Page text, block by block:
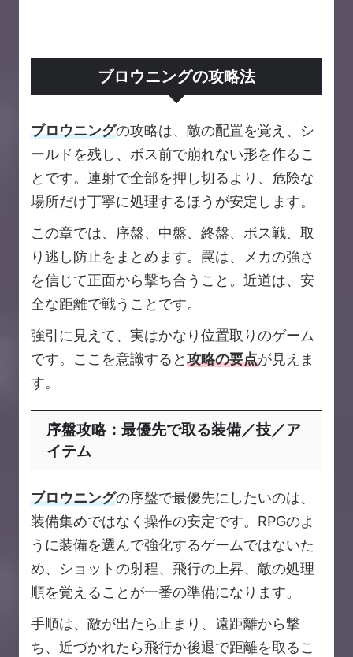
ブロウニングの攻略法
ブロウニングの攻略は、敵の配置を覚え、シ
ールドを残し、ボス前で崩れない形を作るこ
とです。連射で全部を押し切るより、危険な
場所だけ丁寧に処理するほうが安定します。
この章では、序盤、中盤、終盤、ボス戦、取
り逃し防止をまとめます。罠は、メカの強さ
を信じて正面から撃ち合うこと。近道は、安
全な距離で戦うことです。
強引に見えて、実はかなり位置取りのゲーム
です。ここを意識すると攻略の要点が見えま
す。
序盤攻略：最優先で取る装備／技／ア
イテム
ブロウニングの序盤で最優先にしたいのは、
装備集めではなく操作の安定です。RPGのよ
うに装備を選んで強化するゲームではないた
め、ショットの射程、飛行の上昇、敵の処理
順を覚えることが一番の準備になります。
手順は、敵が出たら止まり、遠距離から撃
ち、近づかれたら飛行か後退で距離を取るこ